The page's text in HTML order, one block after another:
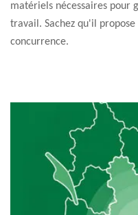
matériels nécessaires pour
travail. Sachez qu'il
concurrence.